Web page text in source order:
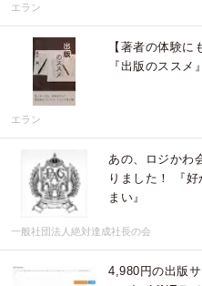
エラン
【著者の体験
『出版のススメ
エラン
あの、ロジかわ
りました！ 『
まい』
一般社団法人絶対達成社長の会
4,980円の出版